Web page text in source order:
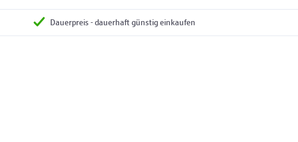
Dauerpreis - dauerhaft günstig einkaufen